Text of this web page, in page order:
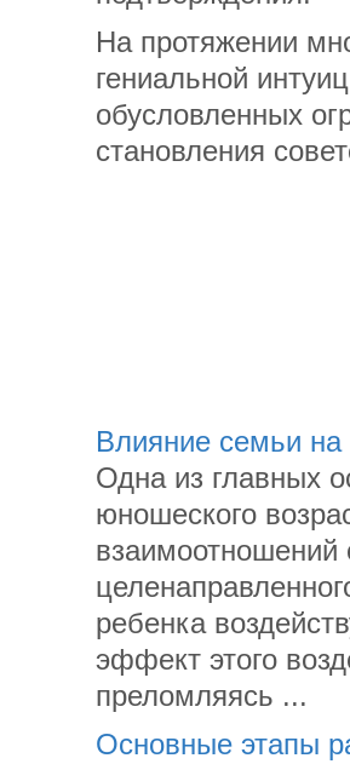
На протяжении
гениальной
обусловленных
становления
Влияние семьи на
Одна из главных
юношеского
взаимоотношений
ребенка
эффект этого
преломляясь ...
Основные этапы